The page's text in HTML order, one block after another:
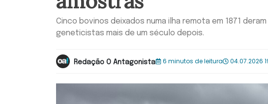
Cinco bovinos deixados numa ilha remota em 1871
geneticistas mais de um século depois.
Redação O Antagonista 6 minutos de leitura 04.07.2026